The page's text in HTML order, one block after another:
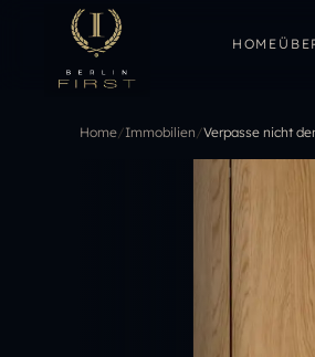
HOME
Home/Immobilien/